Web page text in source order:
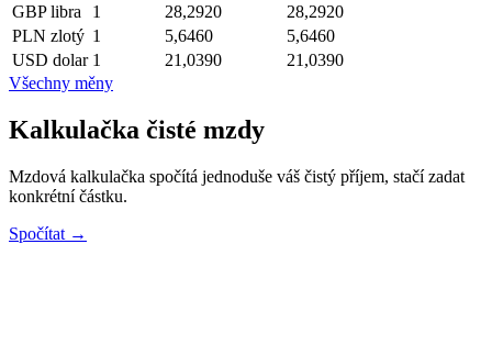
GBP libra 1 28,2920
28,2920
PLN zlotý 1 5,6460
5,6460
USD dolar 1 21,0390
21,0390
Všechny měny
Kalkulačka čisté mzdy
Mzdová kalkulačka spočítá jednoduše váš čistý příjem, stačí zadat
konkrétní částku.
Spočítat →